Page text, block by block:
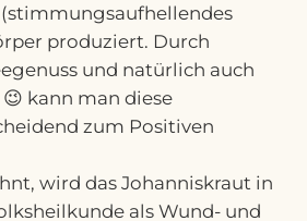
produziert. Durch
und natürlich auch
kann man diese
zum Positiven
wird das Johanniskraut in
als Wund- und